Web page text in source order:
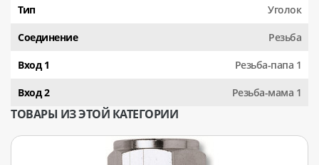
Тип Уголок
Соединение Резьба
Вход 1 Резьба-папа 1
Вход 2 Резьба-мама 1
ТОВАРЫ ИЗ ЭТОЙ КАТЕГОРИИ